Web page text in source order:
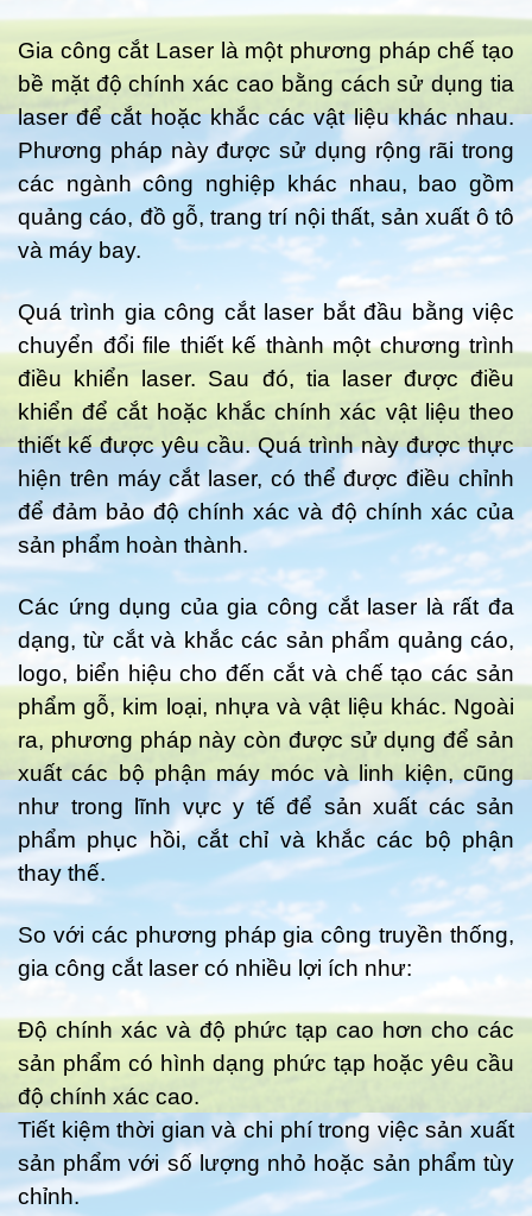
Gia công cắt Laser là một phương pháp chế tạo
bề mặt độ chính xác cao bằng cách sử dụng tia
laser để cắt hoặc khắc các vật liệu khác nhau.
Phương pháp này được sử dụng rộng rãi trong
các ngành công nghiệp khác nhau, bao gồm
quảng cáo, đồ gỗ, trang trí nội thất, sản xuất ô tô
và máy bay.
Quá trình gia công cắt laser bắt đầu bằng việc
chuyển đổi file thiết kế thành một chương trình
điều khiển laser. Sau đó, tia laser được điều
khiển để cắt hoặc khắc chính xác vật liệu theo
thiết kế được yêu cầu. Quá trình này được thực
hiện trên máy cắt laser, có thể được điều chỉnh
để đảm bảo độ chính xác và độ chính xác của
sản phẩm hoàn thành.
Các ứng dụng của gia công cắt laser là rất đa
dạng, từ cắt và khắc các sản phẩm quảng cáo,
logo, biển hiệu cho đến cắt và chế tạo các sản
phẩm gỗ, kim loại, nhựa và vật liệu khác. Ngoài
ra, phương pháp này còn được sử dụng để sản
xuất các bộ phận máy móc và linh kiện, cũng
như trong lĩnh vực y tế để sản xuất các sản
phẩm phục hồi, cắt chỉ và khắc các bộ phận
thay thế.
So với các phương pháp gia công truyền thống,
gia công cắt laser có nhiều lợi ích như:
Độ chính xác và độ phức tạp cao hơn cho các
sản phẩm có hình dạng phức tạp hoặc yêu cầu
độ chính xác cao.
Tiết kiệm thời gian và chi phí trong việc sản xuất
sản phẩm với số lượng nhỏ hoặc sản phẩm tùy
chỉnh.